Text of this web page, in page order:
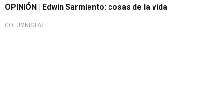
OPINIÓN | Edwin Sarmiento: cosas de la vida
COLUMNISTAS